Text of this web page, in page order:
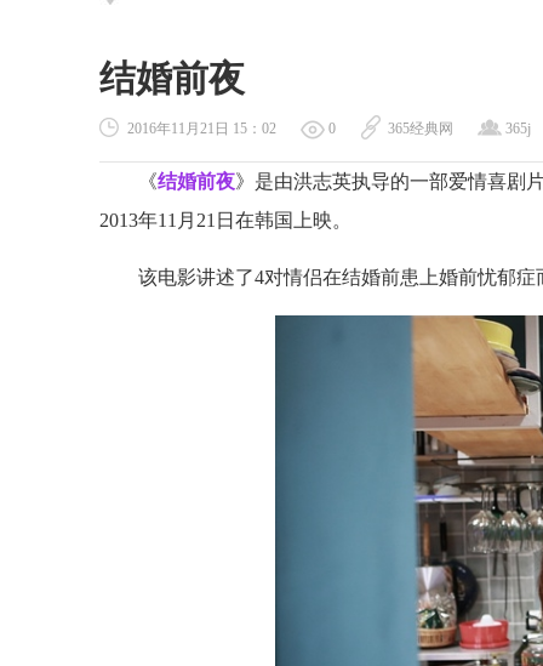
结婚前夜
2016年11月21日 15：02 0 365经典网 365j
《结婚前夜》是由洪志英执导的一部爱情喜剧
2013年11月21日在韩国上映。
该电影讲述了4对情侣在结婚前患上婚前忧郁